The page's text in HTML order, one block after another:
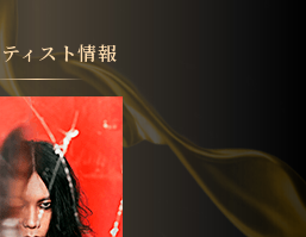
ィスト情報